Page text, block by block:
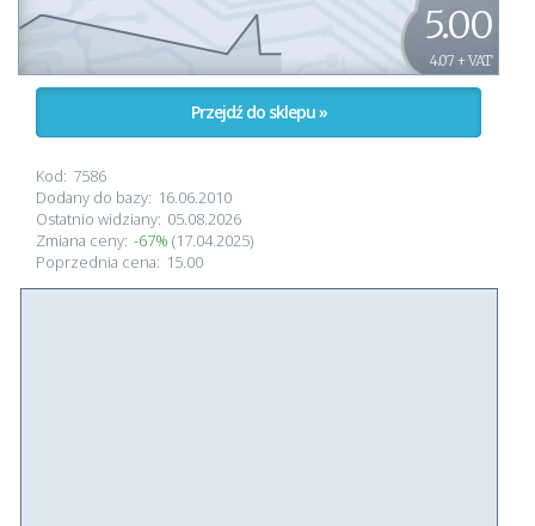
5.00
4.07 + VAT
Przejdź do sklepu »
Kod: 7586
Dodany do bazy: 16.06.2010
Ostatnio widziany: 05.08.2026
Zmiana ceny: -67% (17.04.2025)
Poprzednia cena: 15.00